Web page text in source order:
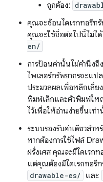
ถูกต้อง:
คุณจะซ้อนไดเรกทอรีทรั
คุณจะใช้ชื่อต่อไปนี้ไม่ได้
en/
การป้อนค่านั้นไม่คำนึง
ไพเลอร์ทรัพยากรจะแป
ประมวลผลเพื่อหลีกเลี่
พิมพ์เล็กและตัวพิมพ์ให
ไว้เพื่อให้อ่านง่ายขึ้นเท่
ระบบรองรับค่าเดียวสำ
หากต้องการใช้ไฟล์
ฝรั่งเศส คุณจะมีไดเรกท
แต่คุณต้องมีไดเรกทอรีท
drawable-es/ และ